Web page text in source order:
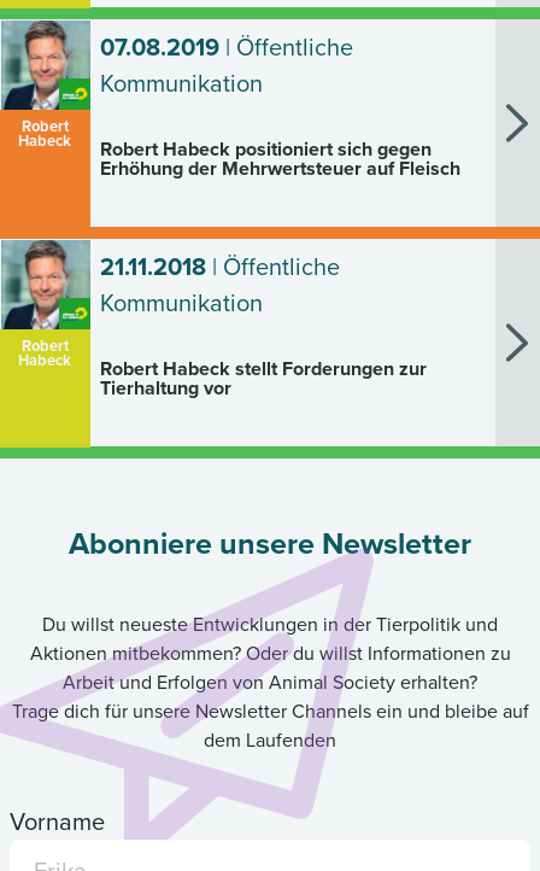
Robert
Habeck
07.08.2019| Öffentliche
Kommunikation
Robert Habeck positioniert sich gegen
Erhöhung der Mehrwertsteuer auf Fleisch
Robert
Habeck
21.11.2018| Öffentliche
Kommunikation
Robert Habeck stellt Forderungen zur
Tierhaltung vor
Abonniere unsere Newsletter
Du willst neueste Entwicklungen in der Tierpolitik und
Aktionen mitbekommen? Oder du willst Informationen zu
Arbeit und Erfolgen von Animal Society erhalten?
Trage dich für unsere Newsletter Channels ein und bleibe auf
dem Laufenden
Vorname